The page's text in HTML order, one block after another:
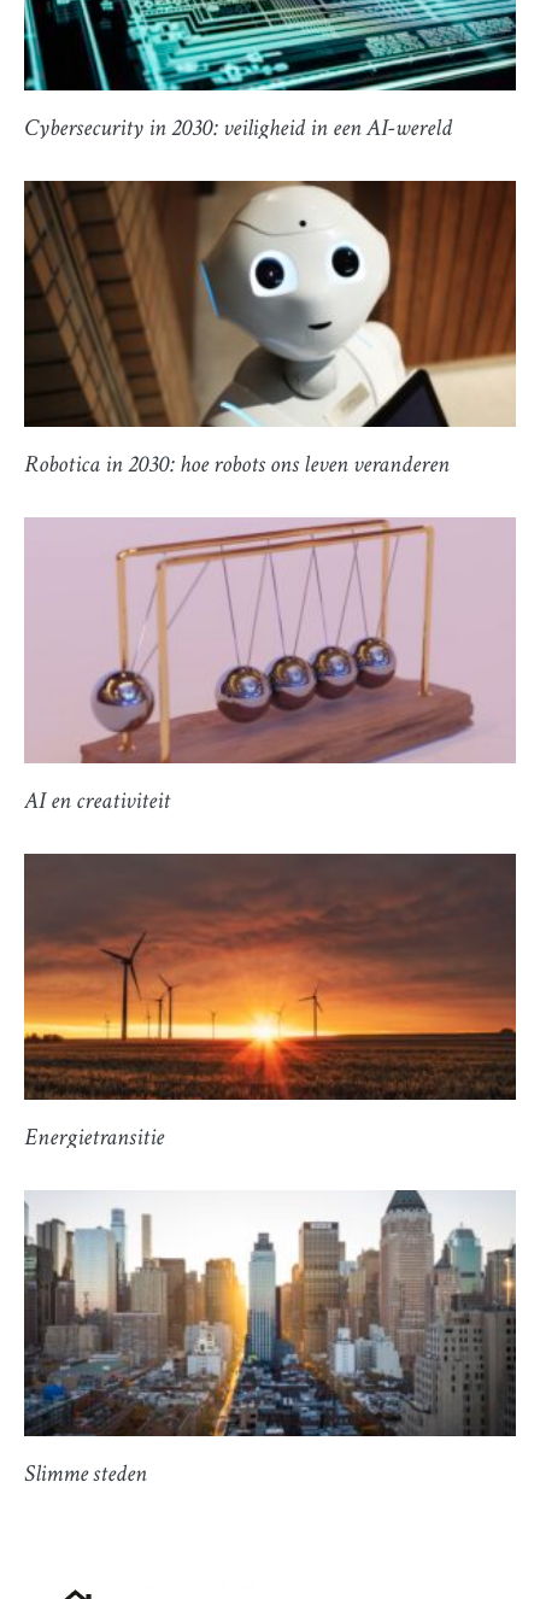
Cybersecurity in 2030: veiligheid in een AI-wereld
Robotica in 2030: hoe robots ons leven veranderen
AI en creativiteit
Energietransitie
Slimme steden